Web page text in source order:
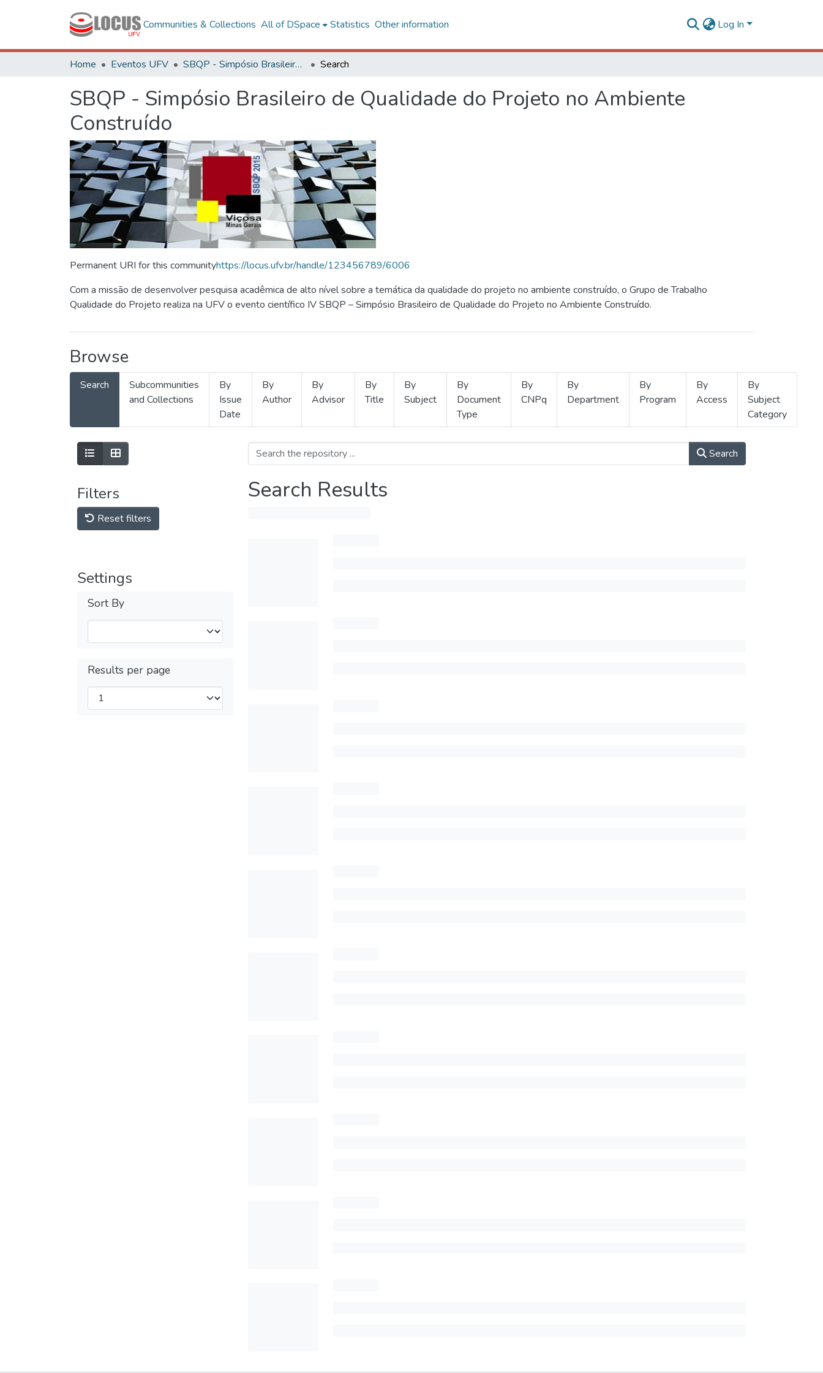
Communities & Collections All of DSpace Statistics Other information Log In
Home Eventos UFV SBQP - Simpósio Brasileiro de Qualidade do Projeto no Ambiente Construído Search
SBQP - Simpósio Brasileiro de Qualidade do Projeto no Ambiente
Construído
Permanent URI for this communityhttps://locus.ufv.br/handle/123456789/6006
Com a missão de desenvolver pesquisa acadêmica de alto nível sobre a temática da qualidade do projeto no ambiente construído, o Grupo de Trabalho
Qualidade do Projeto realiza na UFV o evento científico IV SBQP – Simpósio Brasileiro de Qualidade do Projeto no Ambiente Construído.
Browse
Search
Subcommunities
and Collections
By
Issue
Date
By
Author
By
Advisor
By
Title
By
Subject
By
Document
Type
By
CNPq
By
Department
By
Program
By
Access
By
Subject
Category
Filters
Reset filters
Settings
Sort By
Results per page
Search
Search Results